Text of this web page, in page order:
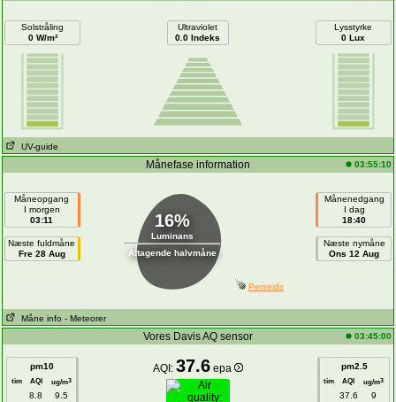
Solstråling
0 W/m²
Ultraviolet
0.0 Indeks
Lysstyrke
0 Lux
UV-guide
Månefase information 03:55:10
Måneopgang
I morgen
03:11
Næste fuldmåne
Fre 28 Aug
16%
Luminans
Aftagende halvmåne
Månenedgang
I dag
18:40
Næste nymåne
Ons 12 Aug
Perseids
Måne info - Meteorer
Vores Davis AQ sensor 03:45:00
pm10
tim AQI ug/m3
8.8 9.5
AQI: 37.6 epa pm2.5
tim AQI ug/m3
37.6 9